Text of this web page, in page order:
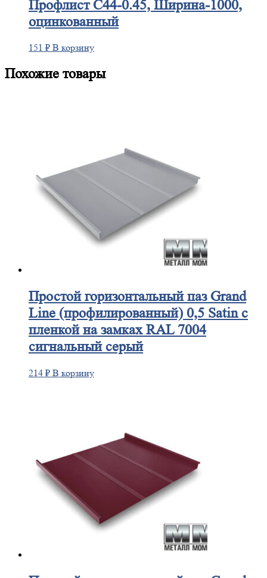
ПрофлистС44-0.45, Ширина-1000,
оцинкованный
151 ₽ В корзину
Похожие товары
Простойгоризонтальный паз Grand
Line (профилированный) 0,5 Satin с
пленкой на замках RAL 7004
сигнальный серый
214 ₽ В корзину